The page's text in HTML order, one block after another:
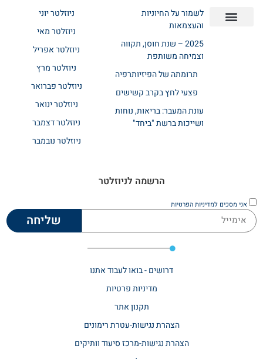
לשמור על החיוניות
והעצמאות
2025 – שנת חוסן, תקווה
וצמיחה משותפת
תרומתה של הפיזיותרפיה
פצעי לחץ בקרב קשישים
עונת המעבר: בריאות, נוחות
ושייכות ברשת "ביחד"
ניוזלטר יוני
ניוזלטר מאי
ניוזלטר אפריל
ניוזלטר מרץ
ניוזלטר פברואר
ניוזלטר ינואר
ניוזלטר דצמבר
ניוזלטר נובמבר
הרשמה לניוזלטר
אני מסכים למדיניות הפרטיות
שליחה
דרושים - בואו לעבוד אתנו
מדיניות פרטיות
תקנון אתר​
הצהרת נגישות-עטרת רימונים
הצהרת נגישות-מרכז סיעוד וותיקים